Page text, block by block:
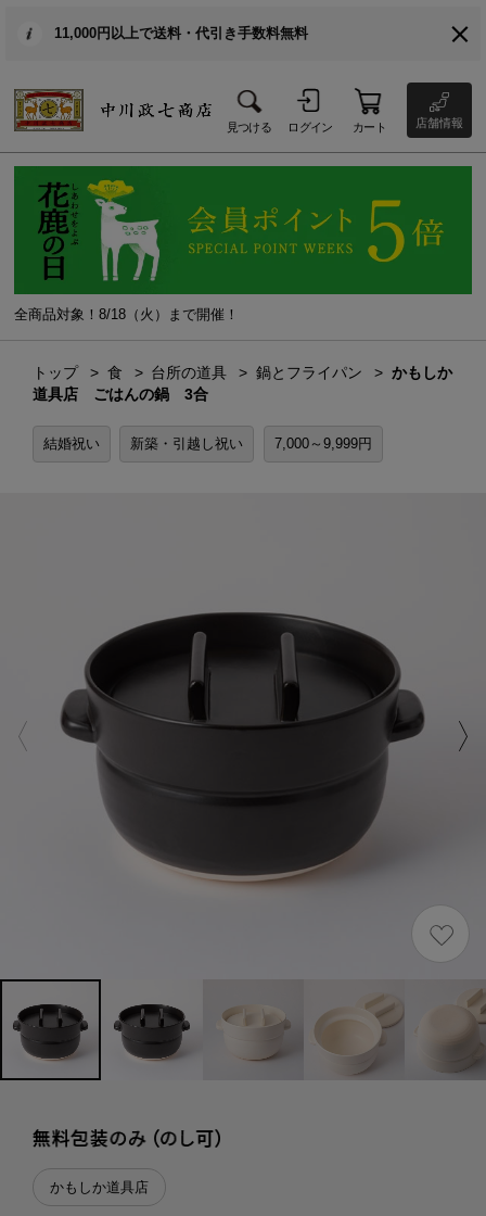
11,000円以上で送料・代引き手数料無料
見つける ログイン カート 店舗情報
全商品対象！8/18（火）まで開催！
トップ 食 台所の道具 鍋とフライパン
かもしか
道具店 ごはんの鍋 3合
結婚祝い 新築・引越し祝い 7,000～9,999円
かもしか道具店